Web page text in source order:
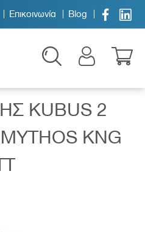
Επικοινωνία Blog  
KUBUS 2
KNG